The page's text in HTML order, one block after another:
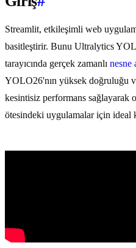
Streamlit, etkileşimli web
basitleştirir. Bunu Ultralytics
tarayıcında gerçek zamanlı nesne
YOLO26'nın yüksek doğruluğu
kesintisiz performans sağlayarak
ötesindeki uygulamalar için ideal